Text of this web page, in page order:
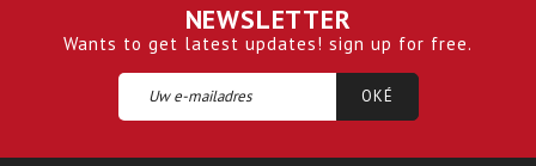
NEWSLETTER
Wants to get latest updates! sign up for free.